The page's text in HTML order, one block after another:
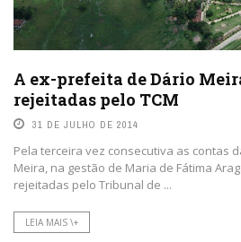
A ex-prefeita de Dário
rejeitadas pelo TCM
31 DE JULHO DE 2014
Pela terceira vez consecutiva as contas
Meira, na gestão de Maria de Fátima
rejeitadas pelo Tribunal de ...
LEIA MAIS \+